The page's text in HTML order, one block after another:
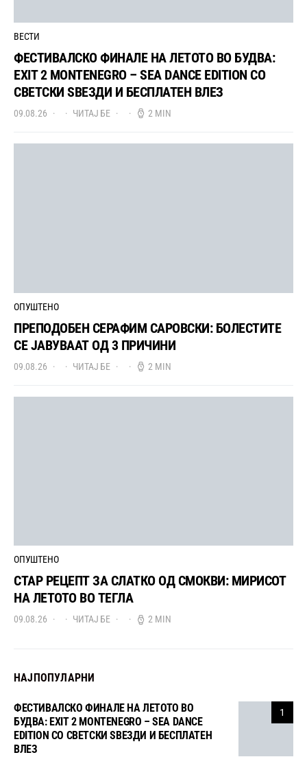
ВЕСТИ
ФЕСТИВАЛСКО ФИНАЛЕ НА ЛЕТОТО ВО БУДВА:
EXIT 2 MONTENEGRO – SEA DANCE EDITION СО
СВЕТСКИ ЅВЕЗДИ И БЕСПЛАТЕН ВЛЕЗ
09.08.26 ЧИТАЈ БЕ 2 MIN
ОПУШТЕНО
ПРЕПОДОБЕН СЕРАФИМ САРОВСКИ: БОЛЕСТИТЕ
СЕ ЈАВУВААТ ОД 3 ПРИЧИНИ
09.08.26 ЧИТАЈ БЕ 2 MIN
ОПУШТЕНО
СТАР РЕЦЕПТ ЗА СЛАТКО ОД СМОКВИ: МИРИСОТ
НА ЛЕТОТО ВО ТЕГЛА
09.08.26 ЧИТАЈ БЕ 2 MIN
НАЈПОПУЛАРНИ
1
ФЕСТИВАЛСКО ФИНАЛЕ НА ЛЕТОТО ВО
БУДВА: EXIT 2 MONTENEGRO – SEA DANCE
EDITION СО СВЕТСКИ ЅВЕЗДИ И БЕСПЛАТЕН
ВЛЕЗ